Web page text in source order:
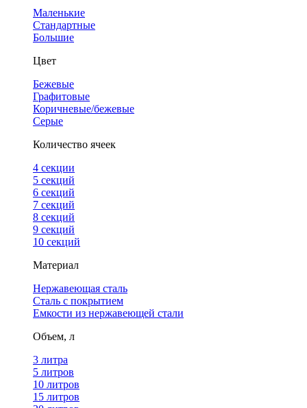
Маленькие
Стандартные
Большие
Цвет
Бежевые
Графитовые
Коричневые/бежевые
Серые
Количество ячеек
4 cекции
5 секций
6 секций
7 секций
8 секций
9 секций
10 секций
Материал
Нержавеющая сталь
Сталь с покрытием
Емкости из нержавеющей стали
Объем, л
3 литра
5 литров
10 литров
15 литров